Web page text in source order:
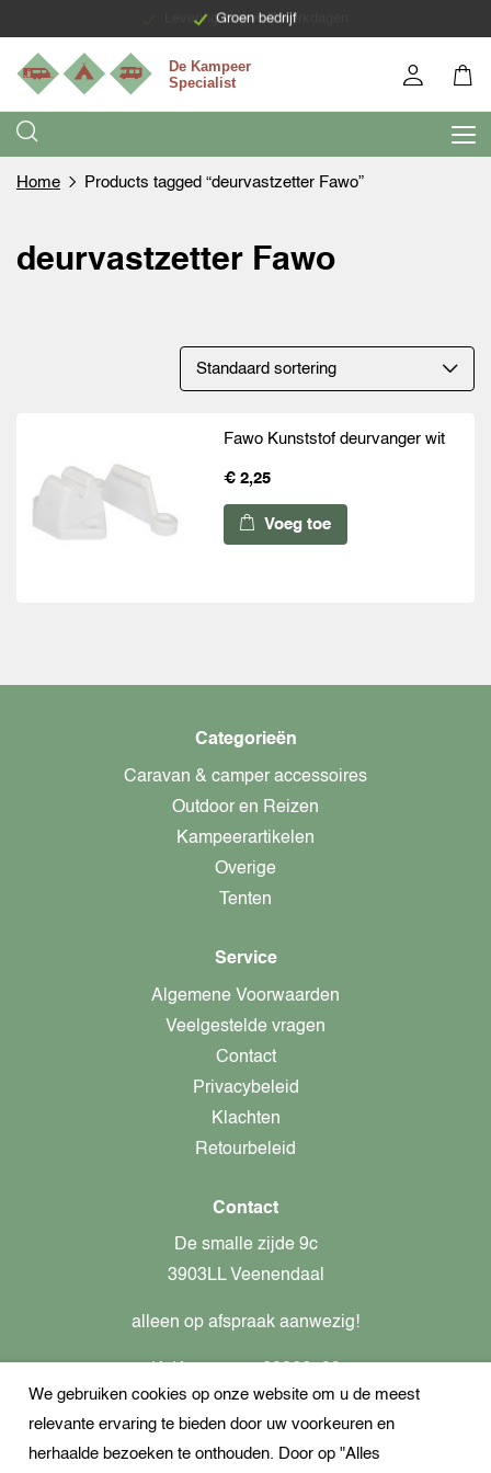
Groen bedrijf
Levering binnen 7 werkdagen
Home Products tagged “deurvastzetter Fawo”
deurvastzetter Fawo
Fawo Kunststof deurvanger wit
€ 2,25
Voeg toe
Categorieën
Caravan & camper accessoires
Outdoor en Reizen
Kampeerartikelen
Overige
Tenten
Service
Algemene Voorwaarden
Veelgestelde vragen
Contact
Privacybeleid
Klachten
Retourbeleid
Contact
De smalle zijde 9c
3903LL Veenendaal
alleen op afspraak aanwezig!
Btw-nummer: nl862437301B01
+31621944547
We gebruiken cookies op onze website om u de meest
relevante ervaring te bieden door uw voorkeuren en
herhaalde bezoeken te onthouden. Door op "Alles